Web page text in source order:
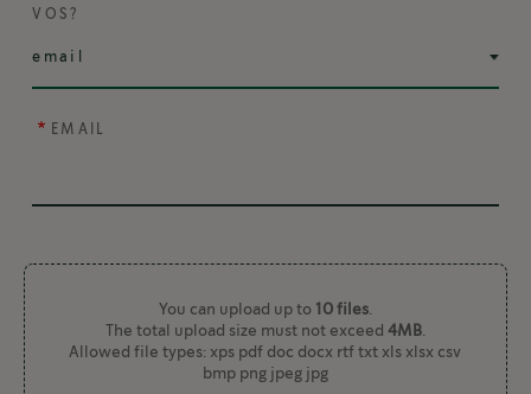
VOS?
EMAIL
You can upload up to 10 files.
The total upload size must not exceed 4MB.
Allowed file types: xps pdf doc docx rtf txt xls xlsx csv
bmp png jpeg jpg